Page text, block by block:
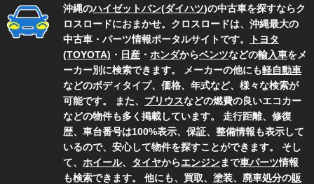
沖縄のハイゼットバン(ダイハツ)の中古車を探すならク
ロスロードにおまかせ。クロスロードは、沖縄最大の
中古車・パーツ情報ポータルサイトです。
トヨタ
(TOYOTA) ・ 日産 ・ ホンダからベンツなどの輸入車をメ
ーカー別に検索できます。 メーカーの他にも軽自動車
などのボディタイプ、価格、年式など、様々な検索が
可能です。 また、 プリウスなどの燃費の良いエコカー
などの物件も多く掲載しています。 走行距離、修復
歴、車台番号は100%表示、保証、整備情報も表示して
いるので、安心して物件を探すことができます。 そし
て、 ホイール、 タイヤからエンジンまで車パーツ情報
も検索できます。 他にも、買取、塗装、廃車処分の販